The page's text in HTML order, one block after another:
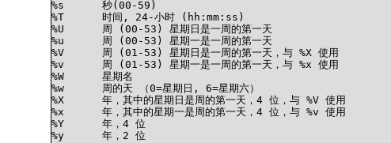
%s	秒(00-59)
%T	时间, 24-小时 (hh:mm:ss)
%U	周 (00-53) 星期日是一周的第一天
%u	周 (00-53) 星期一是一周的第一天
%V	周 (01-53) 星期日是一周的第一天，与 %X 使用
%v	周 (01-53) 星期一是一周的第一天，与 %x 使用
%W	星期名
%w	周的天 （0=星期日, 6=星期六）
%X	年，其中的星期日是周的第一天，4 位，与 %V 使用
%x	年，其中的星期一是周的第一天，4 位，与 %v 使用
%Y	年，4 位
%y	年，2 位